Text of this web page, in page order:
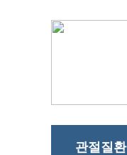
관절질환